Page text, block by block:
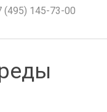
(495) 145-73-00